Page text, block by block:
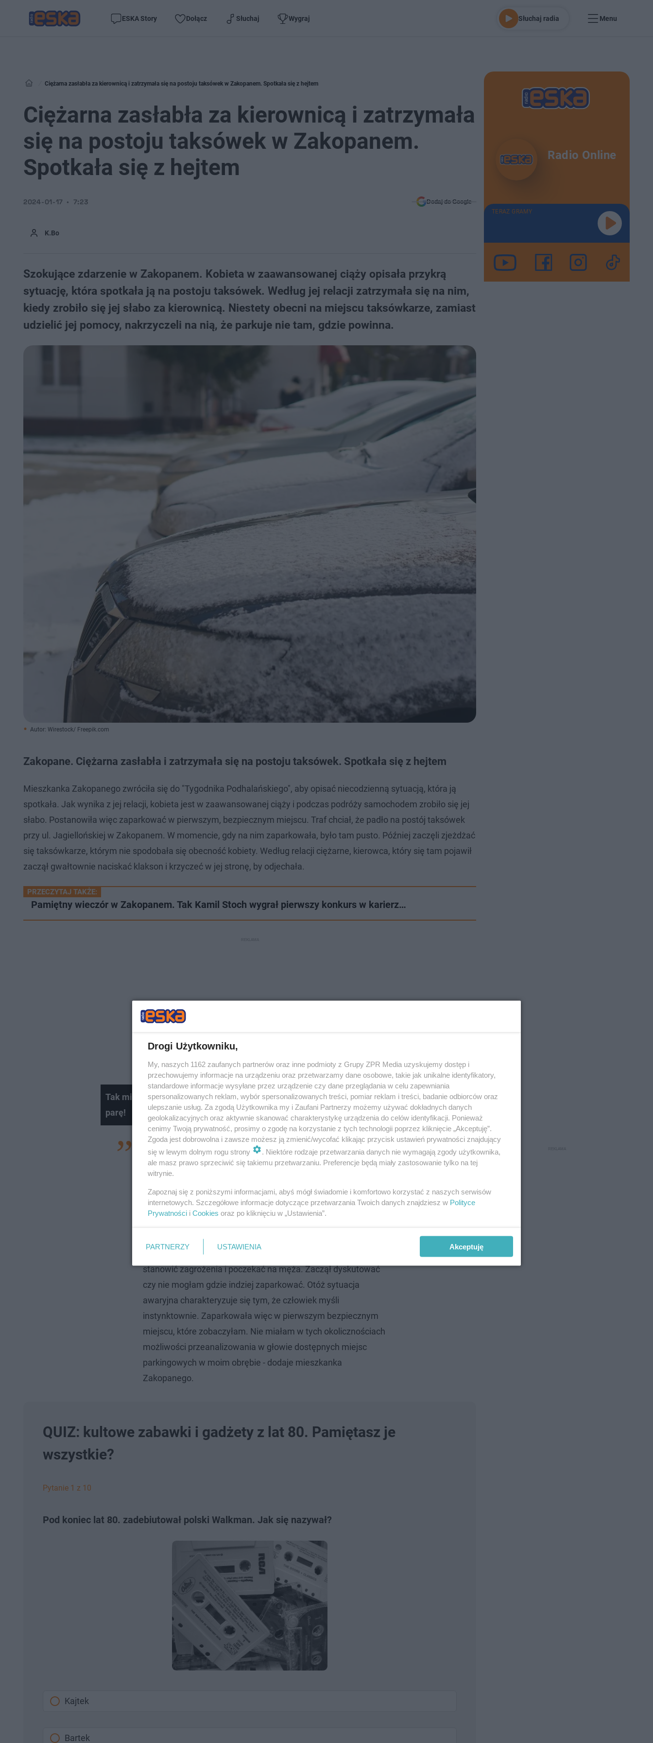
ESKA Story Dołącz Słuchaj Wygraj Słuchaj radia Menu
Ciężarna zasłabła za kierownicą i zatrzymała się na postoju taksówek w Zakopanem. Spotkała się z hejtem
Ciężarna zasłabła za kierownicą i zatrzymała
się na postoju taksówek w Zakopanem.
Spotkała się z hejtem
K.Bo
2024-01-17 7:23 Dodaj do Google
Szokujące zdarzenie w Zakopanem. Kobieta w zaawansowanej ciąży opisała przykrą
sytuację, która spotkała ją na postoju taksówek. Według jej relacji zatrzymała się na nim,
kiedy zrobiło się jej słabo za kierownicą. Niestety obecni na miejscu taksówkarze, zamiast
udzielić jej pomocy, nakrzyczeli na nią, że parkuje nie tam, gdzie powinna.
Autor: Wirestock/ Freepik.com
Zakopane. Ciężarna zasłabła i zatrzymała się na postoju taksówek. Spotkała się z hejtem
Mieszkanka Zakopanego zwróciła się do "Tygodnika Podhalańskiego", aby opisać niecodzienną sytuacją, która ją
spotkała. Jak wynika z jej relacji, kobieta jest w zaawansowanej ciąży i podczas podróży samochodem zrobiło się jej
słabo. Postanowiła więc zaparkować w pierwszym, bezpiecznym miejscu. Traf chciał, że padło na postój taksówek
przy ul. Jagiellońskiej w Zakopanem. W momencie, gdy na nim zaparkowała, było tam pusto. Później zaczęli zjeżdżać
się taksówkarze, którym nie spodobała się obecność kobiety. Według relacji ciężarne, kierowca, który się tam pojawił
zaczął gwałtownie naciskać klakson i krzyczeć w jej stronę, by odjechała.
PRZECZYTAJ TAKŻE:
Pamiętny wieczór w Zakopanem. Tak Kamil Stoch wygrał pierwszy konkurs w karierz…
Tak mieszka i żyje Sylwia Bomba. Ona i Grzegorz Collins tworzą piękną
parę!
- Powtórzyłam, że zasłabłam za kierownicą i zjechałam w
pierwszym bezpiecznym miejscu. Na całym postoju stał tylko
mój samochód. Reszta miejsc była pusta. Mógł swobodnie
zaparkować nawet trzema pojazdami. Po chwili zjechało się
kilka taksówek, które zastawiły mój samochód i zaczęły trąbić
Otworzyłam okno i wytłumaczyłam, że jestem w ciąży, zrobiło
mi się słabo podczas jazdy zatrzymałam się tutaj, żeby nie
stanowić zagrożenia i poczekać na męża. Zaczął dyskutować
czy nie mogłam gdzie indziej zaparkować. Otóż sytuacja
awaryjna charakteryzuje się tym, że człowiek myśli
instynktownie. Zaparkowała więc w pierwszym bezpiecznym
miejscu, które zobaczyłam. Nie miałam w tych okolicznościach
możliwości przeanalizowania w głowie dostępnych miejsc
parkingowych w moim obrębie - dodaje mieszkanka
Zakopanego.
QUIZ: kultowe zabawki i gadżety z lat 80. Pamiętasz je
wszystkie?
Pytanie 1 z 10
Pod koniec lat 80. zadebiutował polski Walkman. Jak się nazywał?
Kajtek
Bartek
Radio Online
TERAZ GRAMY
Drogi Użytkowniku,
My, naszych 1162 zaufanych partnerów oraz inne podmioty z Grupy ZPR Media uzyskujemy dostęp i
przechowujemy informacje na urządzeniu oraz przetwarzamy dane osobowe, takie jak unikalne identyfikatory,
standardowe informacje wysyłane przez urządzenie czy dane przeglądania w celu zapewniania
spersonalizowanych reklam, wybór spersonalizowanych treści, pomiar reklam i treści, badanie odbiorców oraz
ulepszanie usług. Za zgodą Użytkownika my i Zaufani Partnerzy możemy używać dokładnych danych
geolokalizacyjnych oraz aktywnie skanować charakterystykę urządzenia do celów identyfikacji. Ponieważ
cenimy Twoją prywatność, prosimy o zgodę na korzystanie z tych technologii poprzez kliknięcie „Akceptuję”.
Zgoda jest dobrowolna i zawsze możesz ją zmienić/wycofać klikając przycisk ustawień prywatności znajdujący
się w lewym dolnym rogu strony
. Niektóre rodzaje przetwarzania danych nie wymagają zgody użytkownika,
ale masz prawo sprzeciwić się takiemu przetwarzaniu. Preferencje będą miały zastosowanie tylko na tej
witrynie.
Zapoznaj się z poniższymi informacjami, abyś mógł świadomie i komfortowo korzystać z naszych serwisów
internetowych. Szczegółowe informacje dotyczące przetwarzania Twoich danych znajdziesz w Polityce
Prywatności i Cookies oraz po kliknięciu w „Ustawienia”.
PARTNERZY USTAWIENIA Akceptuję